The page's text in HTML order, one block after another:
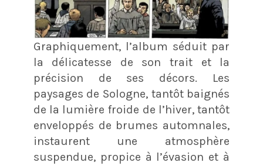
Graphiquement, l’album séduit par
la délicatesse de son trait et la
précision de ses décors. Les
paysages de Sologne, tantôt baignés
de la lumière froide de l’hiver, tantôt
enveloppés de brumes automnales,
instaurent une atmosphère
suspendue, propice à l’évasion et à